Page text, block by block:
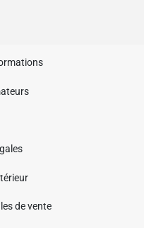
de vente